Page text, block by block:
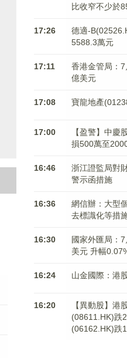
比收窄不少於
17:26
德適-
5588.3萬元
17:11
香港金管局：
億美元
17:08 寶龍地產
17:00
【盈警】中慶
損500萬至
16:46
浙江證監局對
警示函措施
16:36
網信辦：大型
去標識化等措
16:30
國家外匯局：
美元 升幅
16:24 山金國際：港
16:20
【異動股】港
(08611.HK)跌
(06162.HK)跌